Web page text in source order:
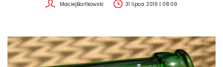
MaciejBartkowski 31 lipca 2019 | 08:09